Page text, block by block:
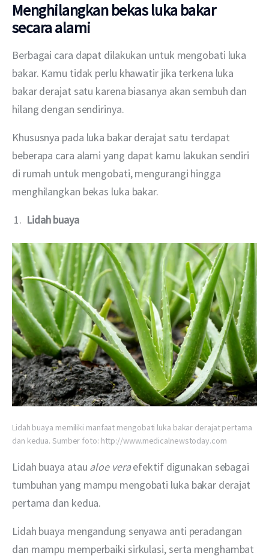
Menghilangkan bekas luka bakar
secara alami
Berbagai cara dapat dilakukan untuk mengobati luka
bakar. Kamu tidak perlu khawatir jika terkena luka
bakar derajat satu karena biasanya akan sembuh dan
hilang dengan sendirinya.
Khususnya pada luka bakar derajat satu terdapat
beberapa cara alami yang dapat kamu lakukan sendiri
di rumah untuk mengobati, mengurangi hingga
menghilangkan bekas luka bakar.
Lidah buaya
Lidah buaya memiliki manfaat mengobati luka bakar derajat pertama
dan kedua. Sumber foto: http://www.medicalnewstoday.com
Lidah buaya atau aloe vera efektif digunakan sebagai
tumbuhan yang mampu mengobati luka bakar derajat
pertama dan kedua.
Lidah buaya mengandung senyawa anti peradangan
dan mampu memperbaiki sirkulasi, serta menghambat